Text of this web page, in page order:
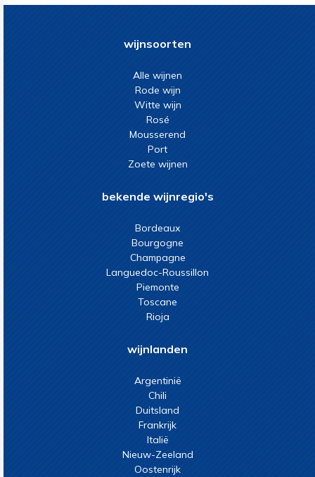
wijnsoorten
Alle wijnen
Rode wijn
Witte wijn
Rosé
Mousserend
Port
Zoete wijnen
bekende wijnregio's
Bordeaux
Bourgogne
Champagne
Languedoc-Roussillon
Piemonte
Toscane
Rioja
wijnlanden
Argentinië
Chili
Duitsland
Frankrijk
Italië
Nieuw-Zeeland
Oostenrijk